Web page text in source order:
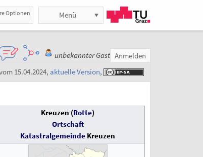
Optionen Menü
unbekannter Gast Anmelden
15.04.2024, aktuelle Version,
Kreuzen (Rotte)
Ortschaft
Katastralgemeinde Kreuzen